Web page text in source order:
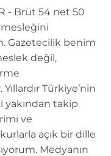
- Brüt 54 net 50
mesleğini
Gazetecilik benim
değil,
Türkiye’nin
yakından takip
ve
açık bir dille
Medyanın